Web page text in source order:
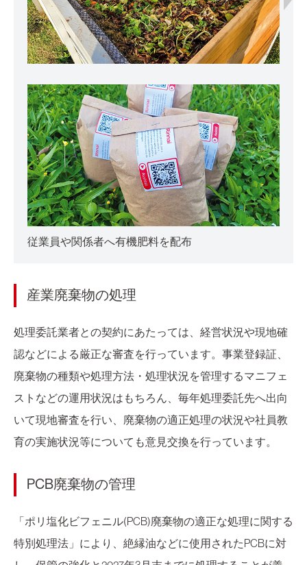
従業員や関係者へ有機肥料を配布
産業廃棄物の処理
処理委託業者との契約にあたっては、経営状況や現地確
認などによる厳正な審査を行っています。事業登録証、
廃棄物の種類や処理方法・処理状況を管理するマニフェ
ストなどの運用状況はもちろん、毎年処理委託先へ出向
いて現地審査を行い、廃棄物の適正処理の状況や社員教
育の実施状況等についても意見交換を行っています。
PCB廃棄物の管理
「ポリ塩化ビフェニル(PCB)廃棄物の適正な処理に関する
特別処理法」により、絶縁油などに使用されたPCBに対